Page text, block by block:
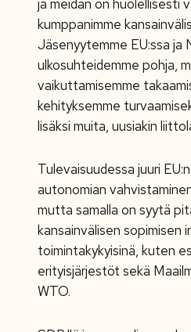
ja meidän on huolellisesti
kumppanimme
Jäsenyytemme EU:ssa ja
ulkosuhteidemme pohja,
vaikuttamisemme
kehityksemme
lisäksi muita, uusiakin
Tulevaisuudessa juuri
autonomian
mutta samalla on syytä
kansainvälisen sopimisen
toimintakykyisinä, kuten
erityisjärjestöt sekä
WTO.